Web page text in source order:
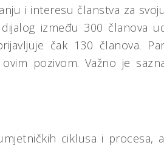
i interesu članstva za
između 300 članova
čak 130 članova.
pozivom. Važno je
ciklusa i procesa,